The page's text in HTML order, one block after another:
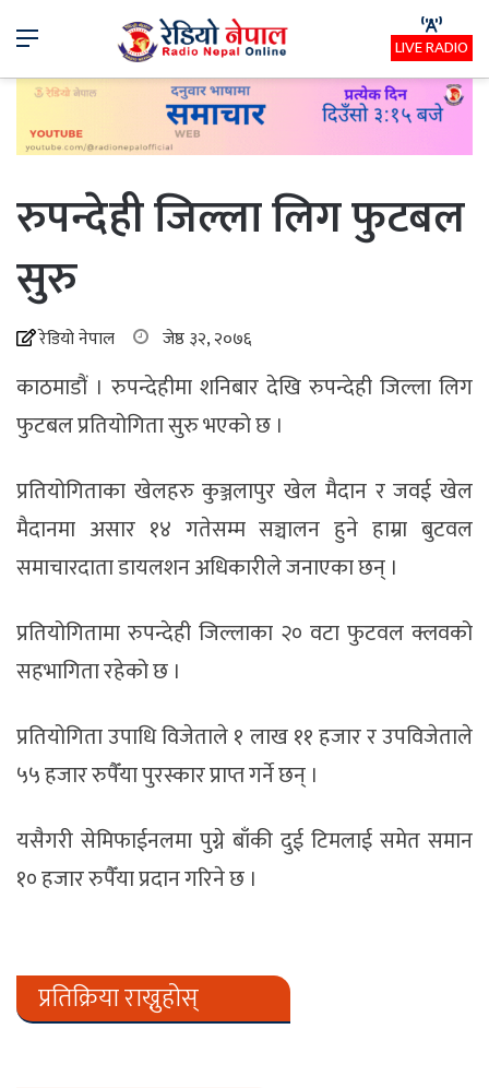
Menu LIVE RADIO
रुपन्देही जिल्ला लिग फुटबल
सुरु
रेडियो नेपाल जेष्ठ ३२, २०७६
काठमाडौं । रुपन्देहीमा शनिबार देखि रुपन्देही जिल्ला लिग
फुटबल प्रतियोगिता सुरु भएको छ ।
प्रतियोगिताका खेलहरु कुञ्जलापुर खेल मैदान र जवई खेल
मैदानमा असार १४ गतेसम्म सञ्चालन हुने हाम्रा बुटवल
समाचारदाता डायलशन अधिकारीले जनाएका छन् ।
प्रतियोगितामा रुपन्देही जिल्लाका २० वटा फुटवल क्लवको
सहभागिता रहेको छ ।
प्रतियोगिता उपाधि विजेताले १ लाख ११ हजार र उपविजेताले
५५ हजार रुपैँया पुरस्कार प्राप्त गर्ने छन् ।
यसैगरी सेमिफाईनलमा पुग्ने बाँकी दुई टिमलाई समेत समान
१० हजार रुपैँया प्रदान गरिने छ ।
प्रतिक्रिया राख्नुहोस्